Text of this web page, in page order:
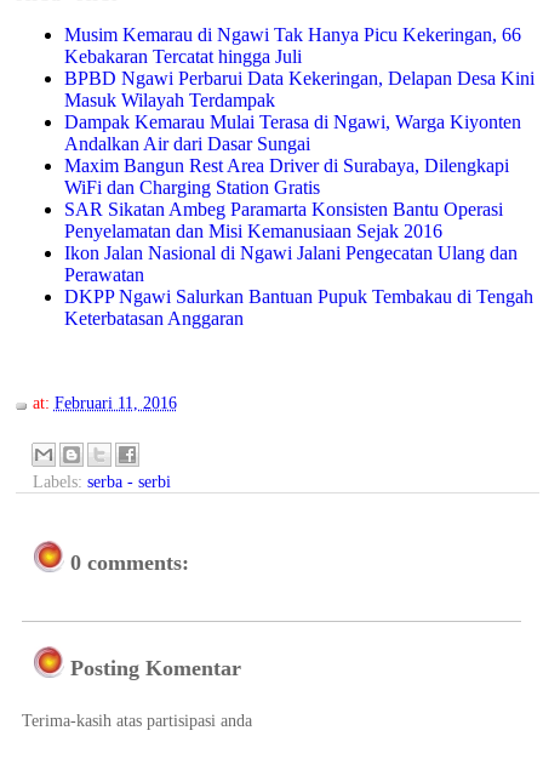
Musim Kemarau di Ngawi Tak Hanya Picu Kekeringan, 66
Kebakaran Tercatat hingga Juli
BPBD Ngawi Perbarui Data Kekeringan, Delapan Desa Kini
Masuk Wilayah Terdampak
Dampak Kemarau Mulai Terasa di Ngawi, Warga Kiyonten
Andalkan Air dari Dasar Sungai
Maxim Bangun Rest Area Driver di Surabaya, Dilengkapi
WiFi dan Charging Station Gratis
SAR Sikatan Ambeg Paramarta Konsisten Bantu Operasi
Penyelamatan dan Misi Kemanusiaan Sejak 2016
Ikon Jalan Nasional di Ngawi Jalani Pengecatan Ulang dan
Perawatan
DKPP Ngawi Salurkan Bantuan Pupuk Tembakau di Tengah
Keterbatasan Anggaran
at: Februari 11, 2016
Labels: serba - serbi
0 comments:
Posting Komentar
Terima-kasih atas partisipasi anda